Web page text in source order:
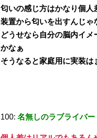
匂いの感じ方はかなり個人
装置から匂いを出すんじゃ
どうせなら自分の脳内イ
かなぁ
そうなると家庭用に実装は
100: 名無しのラブライバー